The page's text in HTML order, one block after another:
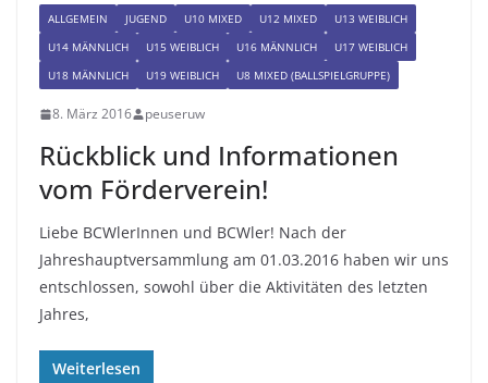
ALLGEMEIN JUGEND U10 MIXED U12 MIXED
U13 WEIBLICH
U14 MÄNNLICH
U15 WEIBLICH U16 MÄNNLICH
U17 WEIBLICH
U18 MÄNNLICH
U19 WEIBLICH U8 MIXED (BALLSPIELGRUPPE)
8. März 2016 peuseruw
Rückblick und Informationen
vom Förderverein!
Liebe BCWlerInnen und BCWler! Nach der
Jahreshauptversammlung am 01.03.2016 haben wir uns
entschlossen, sowohl über die Aktivitäten des letzten
Jahres,
Weiterlesen